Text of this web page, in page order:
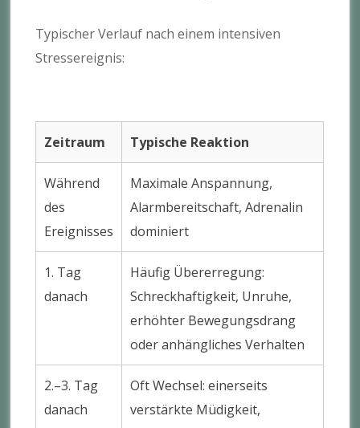
Typischer Verlauf nach einem intensiven
Stressereignis:
Zeitraum Typische Reaktion
Während
des
Ereignisses
Maximale Anspannung,
Alarmbereitschaft, Adrenalin
dominiert
1. Tag
danach
Häufig Übererregung:
Schreckhaftigkeit, Unruhe,
erhöhter Bewegungsdrang
oder anhängliches Verhalten
2.–3. Tag
danach
Oft Wechsel: einerseits
verstärkte Müdigkeit,